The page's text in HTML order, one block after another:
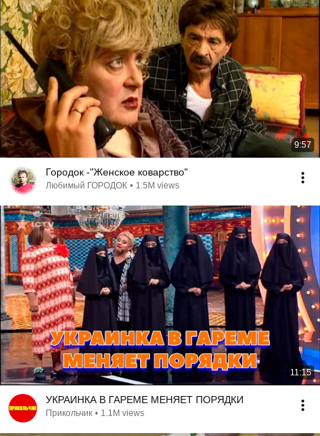
9:57
Городок -"Женское коварство"
Любимый ГОРОДОК • 1.5M views
11:15
УКРАИНКА В ГАРЕМЕ МЕНЯЕТ ПОРЯДКИ
Прикольчик • 1.1M views